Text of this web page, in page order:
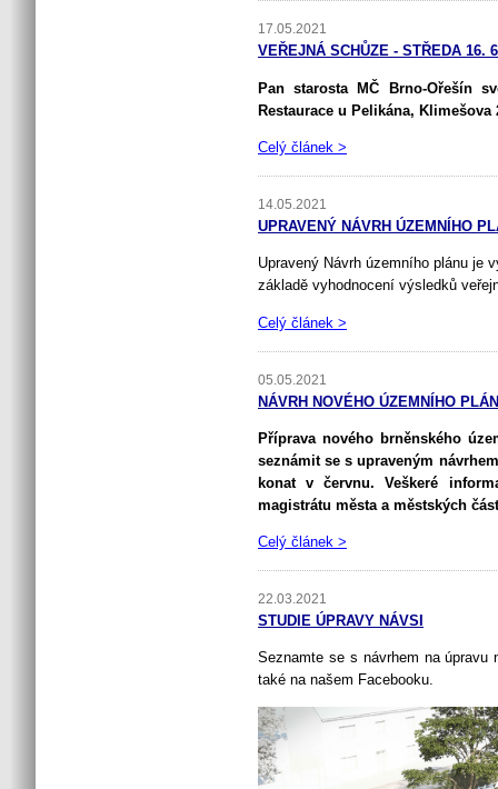
17.05.2021
VEŘEJNÁ SCHŮZE - STŘEDA 16.
Pan starosta MČ Brno-Ořešín
Restaurace u Pelikána, Klimešova
Celý článek >
14.05.2021
UPRAVENÝ NÁVRH ÚZEMNÍHO
Upravený Návrh územního plánu je
základě vyhodnocení výsledků
Celý článek >
05.05.2021
NÁVRH NOVÉHO ÚZEMNÍHO
Příprava nového brněnského
seznámit se s upraveným
konat v červnu. Veškeré
magistrátu města a městských
Celý článek >
22.03.2021
STUDIE ÚPRAVY NÁVSI
Seznamte se s návrhem na
také na našem Facebooku.